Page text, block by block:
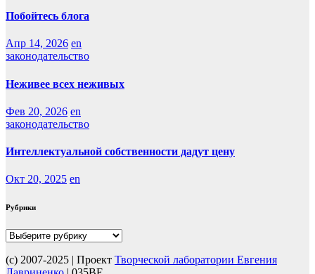
Побойтесь блога
Апр 14, 2026 en
законодательство
Неживее всех неживых
Фев 20, 2026 en
законодательство
Интеллектуальной собственности дадут цену
Окт 20, 2025 en
Рубрики
Рубрики
(с) 2007-2025 | Проект Творческой лаборатории Евгения